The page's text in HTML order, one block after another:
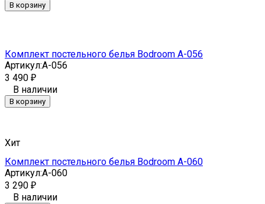
В корзину
Комплект постельного белья Bodroom A-056
Артикул:A-056
3 490 ₽
В наличии
В корзину
Хит
Комплект постельного белья Bodroom A-060
Артикул:A-060
3 290 ₽
В наличии